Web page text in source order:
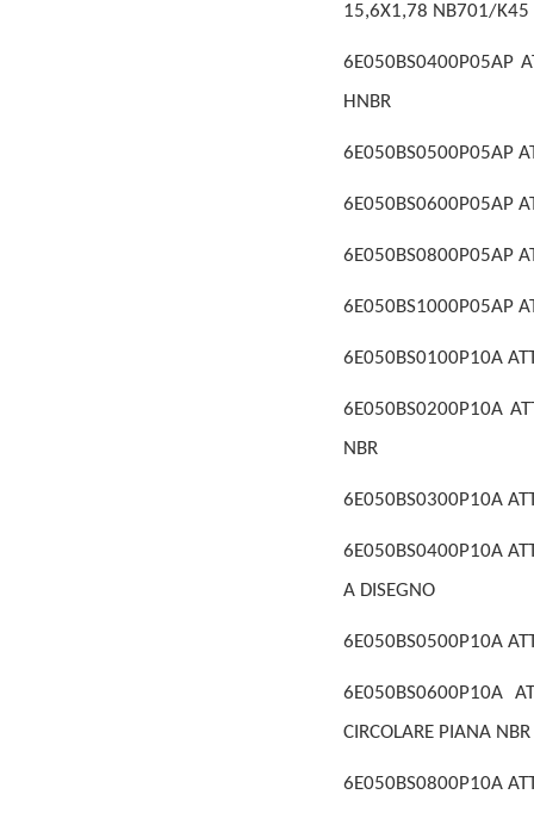
15,6X1,78 NB701/K45
6E050BS0400P05AP
HNBR
6E050BS0500P05AP
6E050BS0600P05AP
6E050BS0800P05AP
6E050BS1000P05AP
6E050BS0100P10A
6E050BS0200P10A
NBR
6E050BS0300P10A
6E050BS0400P10A
A DISEGNO
6E050BS0500P10A
6E050BS0600P10A
CIRCOLARE PIANA
6E050BS0800P10A